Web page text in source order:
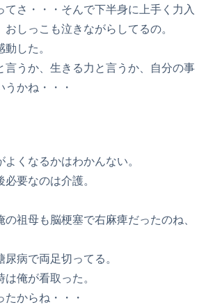
てさ・・・そんで下半身に上手く力入
おしっこも泣きながらしてるの。
した。
言うか、生きる力と言うか、自分の事
うかね・・・
くなるかはわかんない。
要なのは介護。
祖母も脳梗塞で右麻痺だったのね、
病で両足切ってる。
俺が看取った。
からね・・・